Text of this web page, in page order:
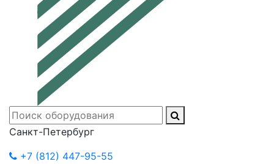
Санкт-Петербург
+7 (812) 447-95-55